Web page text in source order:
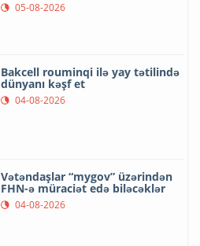
05-08-2026
Bakcell rouminqi ilə yay tətilində
dünyanı kəşf et
04-08-2026
Vətəndaşlar “mygov” üzərindən
FHN-ə müraciət edə biləcəklər
04-08-2026